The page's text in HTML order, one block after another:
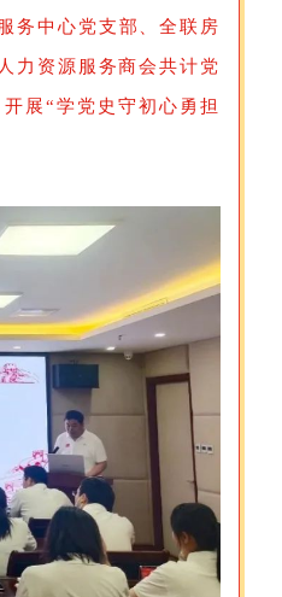
务中心党支部 、全联房
力资源服务商会共计党
展“学党史守初心勇担